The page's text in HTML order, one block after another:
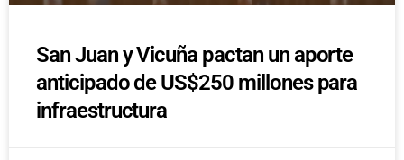
San Juan y Vicuña pactan un aporte
anticipado de US$250 millones para
infraestructura